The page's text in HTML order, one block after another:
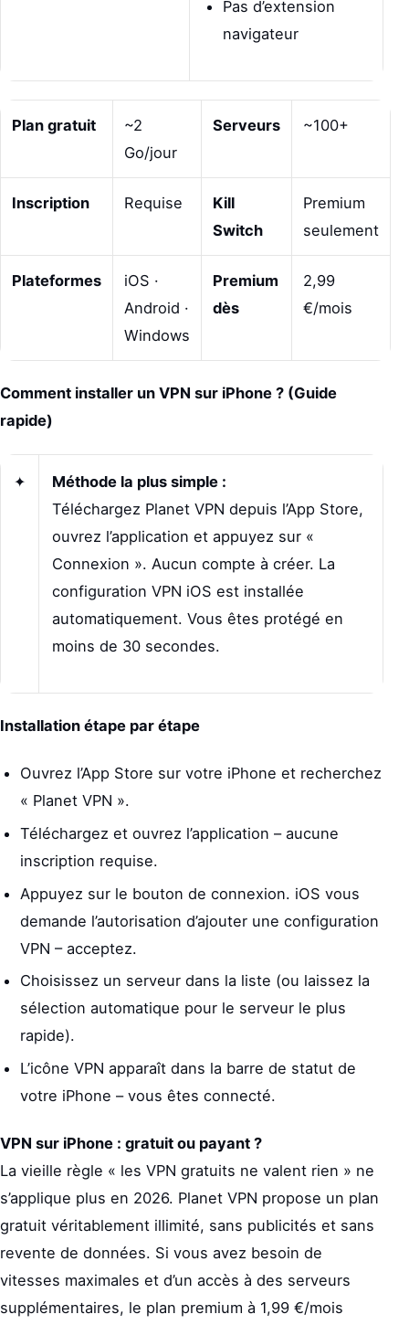
Pas d’extension
navigateur
Plan gratuit
~2
Go/jour
Serveurs ~100+
Inscription Requise
Kill
Switch
Premium
seulement
Plateformes
iOS ·
Android ·
Windows
Premium
dès
2,99
€/mois
Comment installer un VPN sur iPhone ? (Guide
rapide)
✦
Méthode la plus simple :
Téléchargez Planet VPN depuis l’App Store,
ouvrez l’application et appuyez sur «
Connexion ». Aucun compte à créer. La
configuration VPN iOS est installée
automatiquement. Vous êtes protégé en
moins de 30 secondes.
Installation étape par étape
Ouvrez l’App Store sur votre iPhone et recherchez
« Planet VPN ».
Téléchargez et ouvrez l’application – aucune
inscription requise.
Appuyez sur le bouton de connexion. iOS vous
demande l’autorisation d’ajouter une configuration
VPN – acceptez.
Choisissez un serveur dans la liste (ou laissez la
sélection automatique pour le serveur le plus
rapide).
L’icône VPN apparaît dans la barre de statut de
votre iPhone – vous êtes connecté.
VPN sur iPhone : gratuit ou payant ?
La vieille règle « les VPN gratuits ne valent rien » ne
s’applique plus en 2026. Planet VPN propose un plan
gratuit véritablement illimité, sans publicités et sans
revente de données. Si vous avez besoin de
vitesses maximales et d’un accès à des serveurs
supplémentaires, le plan premium à 1,99 €/mois